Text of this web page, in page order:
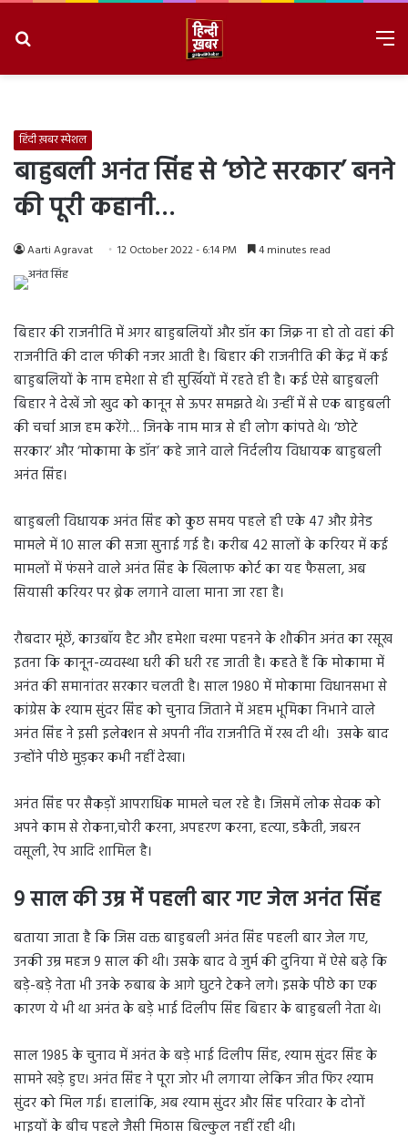
हिंदी ख़बर स्पेशल
बाहुबली अनंत सिंह से ‘छोटे सरकार’ बनने
की पूरी कहानी…
Aarti Agravat 12 October 2022 - 6:14 PM 4 minutes read
बिहार की राजनीति में अगर बाहुबलियों और डॉन का जिक्र ना हो तो वहां की
राजनीति की दाल फीकी नजर आती है। बिहार की राजनीति की केंद्र में कई
बाहुबलियों के नाम हमेशा से ही सुर्खियों में रहते ही है। कई ऐसे बाहुबली
बिहार ने देखें जो खुद को कानून से ऊपर समझते थे। उन्हीं में से एक बाहुबली
की चर्चा आज हम करेंगे… जिनके नाम मात्र से ही लोग कांपते थे। ‘छोटे
सरकार’ और ‘मोकामा के डॉन’ कहे जाने वाले निर्दलीय विधायक बाहुबली
अनंत सिंह।
बाहुबली विधायक अनंत सिंह को कुछ समय पहले ही एके 47 और ग्रेनेड
मामले में 10 साल की सजा सुनाई गई है। करीब 42 सालों के करियर में कई
मामलों में फंसने वाले अनंत सिंह के खिलाफ कोर्ट का यह फैसला, अब
सियासी करियर पर ब्रेक लगाने वाला माना जा रहा है।
रौबदार मूंछें, काउबॉय हैट और हमेशा चश्मा पहनने के शौकीन अनंत का रसूख
इतना कि कानून-व्यवस्था धरी की धरी रह जाती है। कहते हैं कि मोकामा में
अनंत की समानांतर सरकार चलती है। साल 1980 में मोकामा विधानसभा से
कांग्रेस के श्याम सुंदर सिंह को चुनाव जिताने में अहम भूमिका निभाने वाले
अनंत सिंह ने इसी इलेक्शन से अपनी नींव राजनीति में रख दी थी। उसके बाद
उन्होंने पीछे मुड़कर कभी नहीं देखा।
अनंत सिंह पर सैकड़ों आपराधिक मामले चल रहे है। जिसमें लोक सेवक को
अपने काम से रोकना,चोरी करना, अपहरण करना, हत्या, डकैती, जबरन
वसूली, रेप आदि शामिल है।
9 साल की उम्र में पहली बार गए जेल अनंत सिंह
बताया जाता है कि जिस वक्त बाहुबली अनंत सिंह पहली बार जेल गए,
उनकी उम्र महज 9 साल की थी। उसके बाद वे जुर्म की दुनिया में ऐसे बढ़े कि
बड़े-बड़े नेता भी उनके रुबाब के आगे घुटने टेकने लगे। इसके पीछे का एक
कारण ये भी था अनंत के बड़े भाई दिलीप सिंह बिहार के बाहुबली नेता थे।
साल 1985 के चुनाव में अनंत के बड़े भाई दिलीप सिंह, श्याम सुंदर सिंह के
सामने खड़े हुए। अनंत सिंह ने पूरा जोर भी लगाया लेकिन जीत फिर श्याम
सुंदर को मिल गई। हालांकि, अब श्याम सुंदर और सिंह परिवार के दोनों
भाइयों के बीच पहले जैसी मिठास बिल्कुल नहीं रही थी।